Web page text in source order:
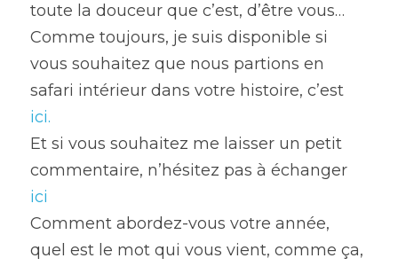
toute la douceur que c’est, d’être vous…
Comme toujours, je suis disponible si
vous souhaitez que nous partions en
safari intérieur dans votre histoire, c’est
ici.
Et si vous souhaitez me laisser un petit
ici
Comment abordez-vous votre année,
quel est le mot qui vous vient, comme ça,